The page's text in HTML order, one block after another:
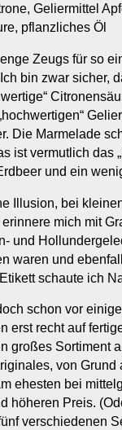
Geliermittel
pflanzliches Öl
Zeugs für so
bin zwar sicher,
Die Marmelade
ist vermutlich das
und ein
Illusion, bei
mich mit
und
waren und
schaute ich
schon vor
erst recht auf
großes Sortiment
von
ehesten bei
höheren Preis.
verschiedenen